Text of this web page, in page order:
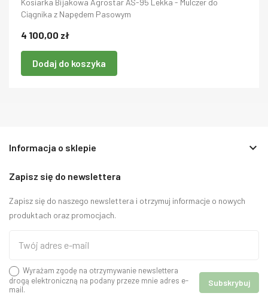
Ciągnika z Napędem Pasowym
4 100,00 zł
Dodaj do koszyka
Informacja o sklepie keyboard_arrow_down
Zapisz się do newslettera
Zapisz się do naszego newslettera i otrzymuj informacje o nowych
produktach oraz promocjach.
Wyrażam zgodę na otrzymywanie newslettera
drogą elektroniczną na podany przeze mnie adres e-
mail.